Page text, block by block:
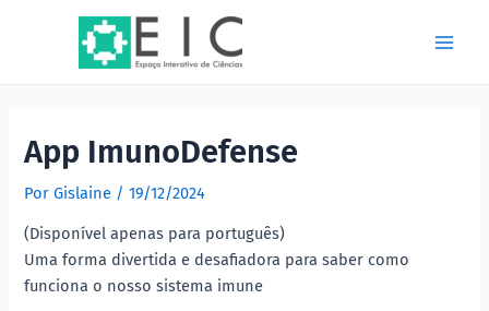
App ImunoDefense
PorGislaine /19/12/2024
(Disponível apenas para português)
Uma forma divertida e desafiadora para saber como
funciona o nosso sistema imune
navigation